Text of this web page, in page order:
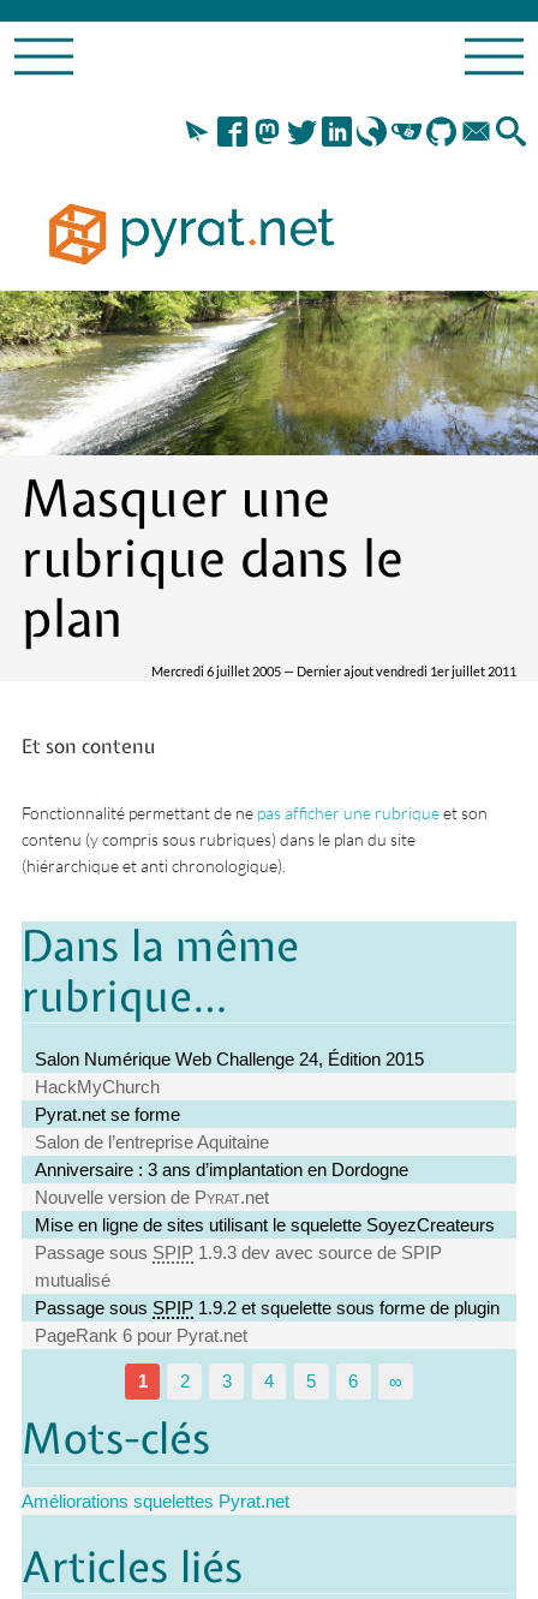
Masquer une
rubrique dans le
plan
Mercredi 6 juillet 2005 — Dernier ajout vendredi 1er juillet 2011
Et son contenu
Fonctionnalité permettant de ne pas afficher une rubriqueet son
contenu (y compris sous rubriques) dans le plan du site
(hiérarchique et anti chronologique).
Dans la même
rubrique…
Salon Numérique Web Challenge 24, Édition 2015
HackMyChurch
Pyrat.net se forme
Salon de l’entreprise Aquitaine
Anniversaire : 3 ans d’implantation en Dordogne
Nouvelle version de Pyrat.net
Mise en ligne de sites utilisant le squelette SoyezCreateurs
Passage sous SPIP 1.9.3 dev avec source de SPIP
mutualisé
Passage sous SPIP 1.9.2 et squelette sous forme de plugin
PageRank 6 pour Pyrat.net
1 2 3 4 5 6 ∞
Mots-clés
Améliorations squelettes Pyrat.net
Articles liés